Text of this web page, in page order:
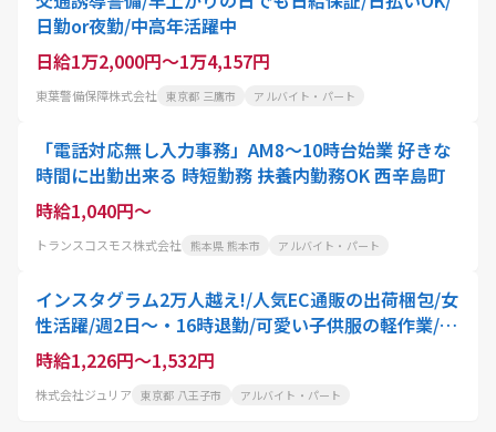
日勤or夜勤/中高年活躍中
日給1万2,000円～1万4,157円
東葉警備保障株式会社 東京都 三鷹市 アルバイト・パート
「電話対応無し入力事務」AM8～10時台始業 好きな
時間に出勤出来る 時短勤務 扶養内勤務OK 西辛島町
時給1,040円～
トランスコスモス株式会社 熊本県 熊本市 アルバイト・パート
インスタグラム2万人越え!/人気EC通販の出荷梱包/女
性活躍/週2日〜・16時退勤/可愛い子供服の軽作業/子
育てママ在籍・扶養内OKのパートスタッフ
時給1,226円～1,532円
株式会社ジュリア 東京都 八王子市 アルバイト・パート